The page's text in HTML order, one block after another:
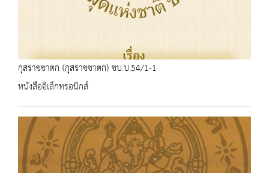
กุสราชชาตก (กุสราชชาตก) ชบ.บ.54/1-1
หนังสืออิเล็กทรอนิกส์